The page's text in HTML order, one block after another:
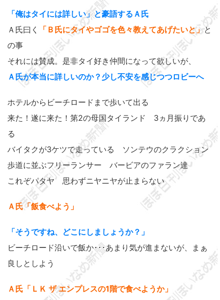
「俺はタイには詳しい」と豪語するＡ氏
Ａ氏曰く
「Ｂ氏にタイやゴゴを色々教えてあげたいと」と
の事
それには賛成。是非タイ好き仲間になって欲しいが、
Ａ氏が本当に詳しいのか？少し不安を感じつつロビーへ
ホテルからビーチロードまで歩いて出る
来た！遂に来た！第2の母国タイランド 3ヵ月振りであ
る
バイタクが3ケツで走っている ソンテウのクラクション
歩道に並ぶフリーランサー バービアのファラン達
これぞパタヤ 思わずニヤニヤが止まらない
Ａ氏「飯食べよう」
「そうですね、どこにしましょうか？」
ビーチロード沿いで飯か･･･あまり気が進まないが、まぁ
良しとしよう
Ａ氏「ＬＫ ザ エンプレスの1階で食べようか」